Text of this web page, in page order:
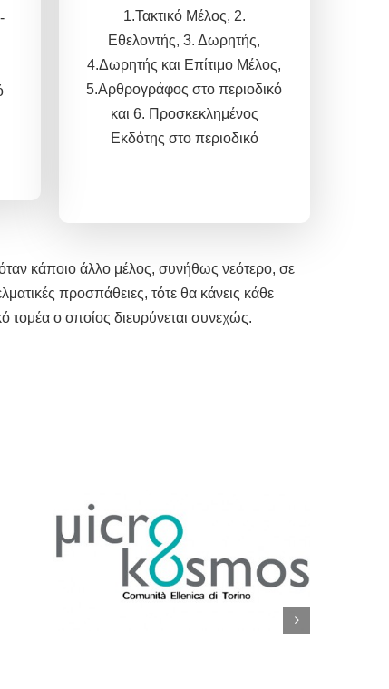
1.Τακτικό Μέλος, 2.
Εθελοντής, 3.Δωρητής,
4.Δωρητής και Επίτιμο Μέλος,
5.Αρθρογράφος στο περιοδικό
και 6. Προσκεκλημένος
Εκδότης στο περιοδικό
κάποιο άλλο μέλος, συνήθως νεότερο, σε
προσπάθειες, τότε θα κάνεις κάθε
ο οποίος διευρύνεται συνεχώς.